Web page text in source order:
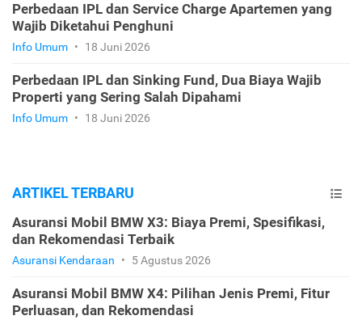
Perbedaan IPL dan Service Charge Apartemen yang
Wajib Diketahui Penghuni
Info Umum • 18 Juni 2026
Perbedaan IPL dan Sinking Fund, Dua Biaya Wajib
Properti yang Sering Salah Dipahami
Info Umum • 18 Juni 2026
ARTIKEL TERBARU
Asuransi Mobil BMW X3: Biaya Premi, Spesifikasi,
dan Rekomendasi Terbaik
Asuransi Kendaraan • 5 Agustus 2026
Asuransi Mobil BMW X4: Pilihan Jenis Premi, Fitur
Perluasan, dan Rekomendasi